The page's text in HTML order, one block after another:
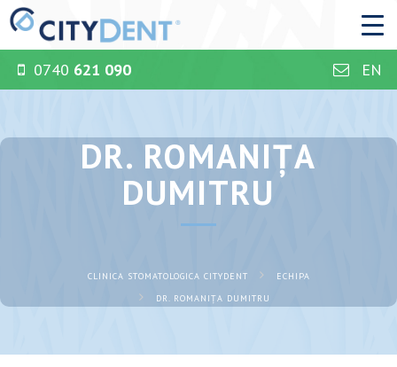
0740 621 090 EN
DR. ROMANIȚA
DUMITRU
CLINICA STOMATOLOGICA CITYDENT
ECHIPA
DR. ROMANIȚA DUMITRU